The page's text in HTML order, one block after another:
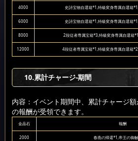
4000 史詩宝物自選箱*1,特級変身専属自選箱
6000 史詩宝物自選箱*1,特級変身専属自選箱
8000 2段従者専属宝箱*3,特級変身専属自選箱
12000 4段従者専属宝箱*1,特級変身専属自選箱
10.累計チャージ-期間
内容：イベント期間中、累計チャージ
の報酬が受領できます。
金晶石 報酬
2000 春燕の帰還*1,帝王の御